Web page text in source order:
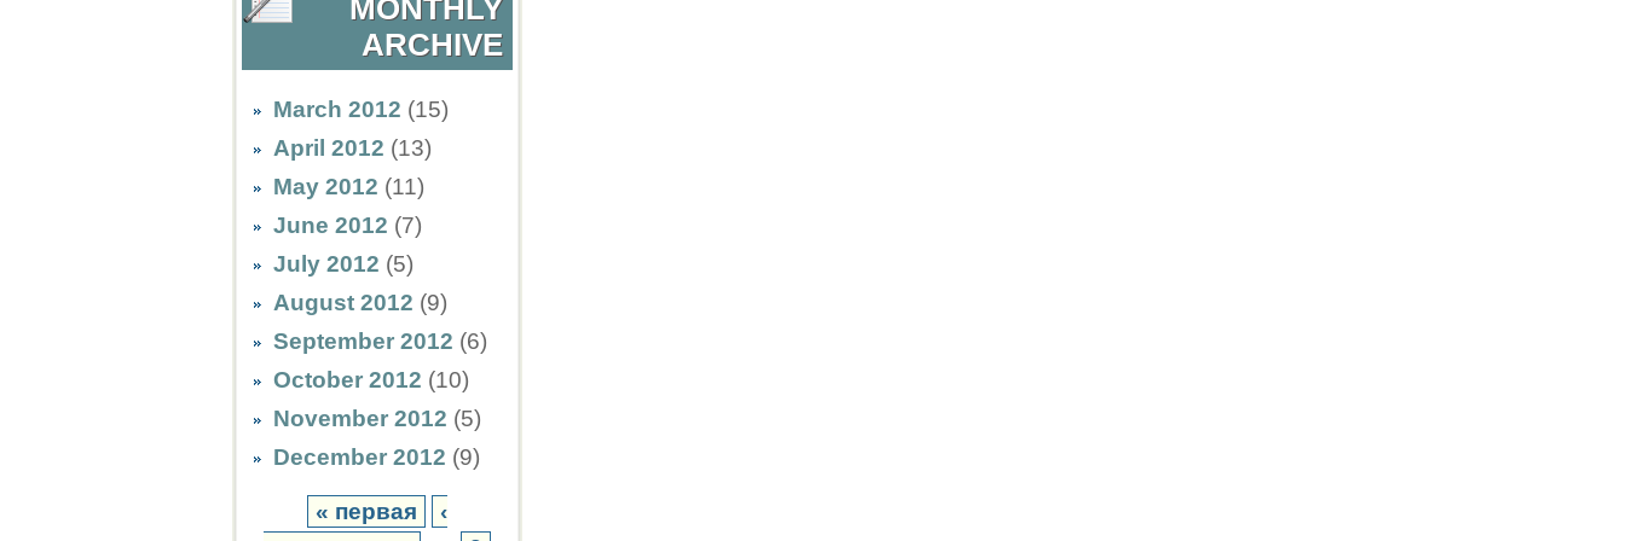
MONTHLY
ARCHIVE
March 2012 (15)
April 2012 (13)
May 2012 (11)
June 2012 (7)
July 2012 (5)
August 2012 (9)
September 2012 (6)
October 2012 (10)
November 2012 (5)
December 2012 (9)
« первая
‹